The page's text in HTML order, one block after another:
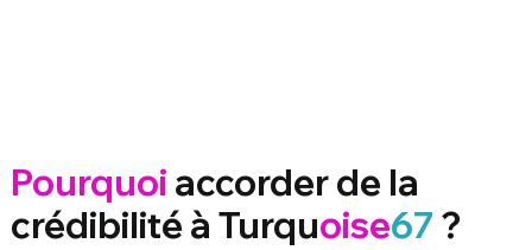
Pourquoi accorder de la
crédibilité à Turquoise67 ?